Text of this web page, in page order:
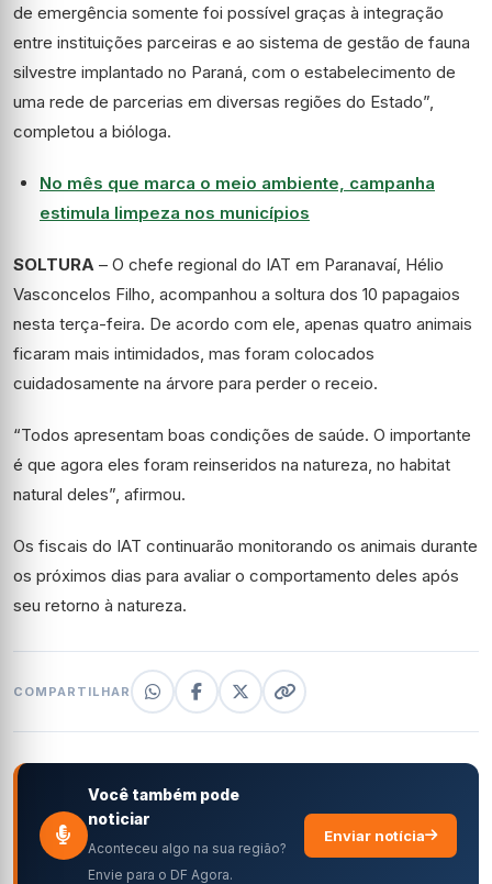
de emergência somente foi possível graças à integração
entre instituições parceiras e ao sistema de gestão de fauna
silvestre implantado no Paraná, com o estabelecimento de
uma rede de parcerias em diversas regiões do Estado”,
completou a bióloga.
No mês que marca o meio ambiente, campanha
estimula limpeza nos municípios
SOLTURA – O chefe regional do IAT em Paranavaí, Hélio
Vasconcelos Filho, acompanhou a soltura dos 10 papagaios
nesta terça-feira. De acordo com ele, apenas quatro animais
ficaram mais intimidados, mas foram colocados
cuidadosamente na árvore para perder o receio.
“Todos apresentam boas condições de saúde. O importante
é que agora eles foram reinseridos na natureza, no habitat
natural deles”, afirmou.
Os fiscais do IAT continuarão monitorando os animais durante
os próximos dias para avaliar o comportamento deles após
seu retorno à natureza.
COMPARTILHAR
Você também pode
noticiar
Aconteceu algo na sua região?
Envie para o DF Agora.
Enviar notícia